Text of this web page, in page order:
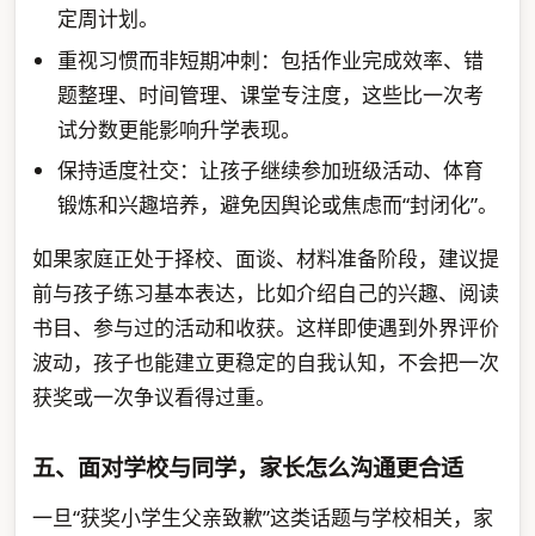
定周计划。
重视习惯而非短期冲刺：包括作业完成效率、错
题整理、时间管理、课堂专注度，这些比一次考
试分数更能影响升学表现。
保持适度社交：让孩子继续参加班级活动、体育
锻炼和兴趣培养，避免因舆论或焦虑而“封闭化”。
如果家庭正处于择校、面谈、材料准备阶段，建议提
前与孩子练习基本表达，比如介绍自己的兴趣、阅读
书目、参与过的活动和收获。这样即使遇到外界评价
波动，孩子也能建立更稳定的自我认知，不会把一次
获奖或一次争议看得过重。
五、面对学校与同学，家长怎么沟通更合适
一旦“获奖小学生父亲致歉”这类话题与学校相关，家